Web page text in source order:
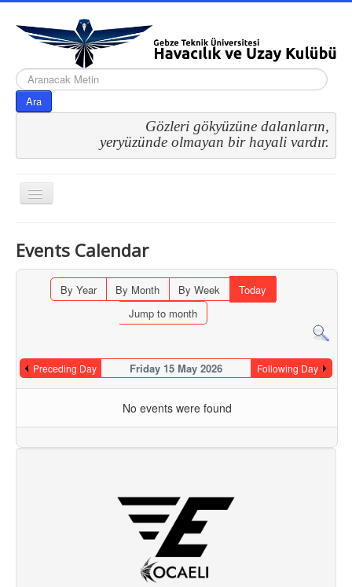
arama...
Ara
Gözleri gökyüzüne dalanların,
yeryüzünde olmayan bir hayali vardır.
Gezinme
geçişini
Events Calendar
By Year By Month By Week
Today
Jump to month
Preceding Day Friday 15 May 2026 Following Day
No events were found